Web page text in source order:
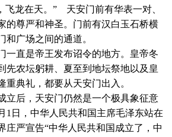
飞龙在天。” 天安门前有华表一对、
的尊严和神圣。门前有汉白玉石桥横
和广场之间的通道。
直是帝王发布诏令的地方。皇帝冬
先农坛躬耕、夏至到地坛祭地以及皇
重典礼，都要从天安门出入。
后，天安门仍然是一个极具象征意
1日，中华人民共和国主席毛泽东站在
庄严宣告“中华人民共和国成立了，中